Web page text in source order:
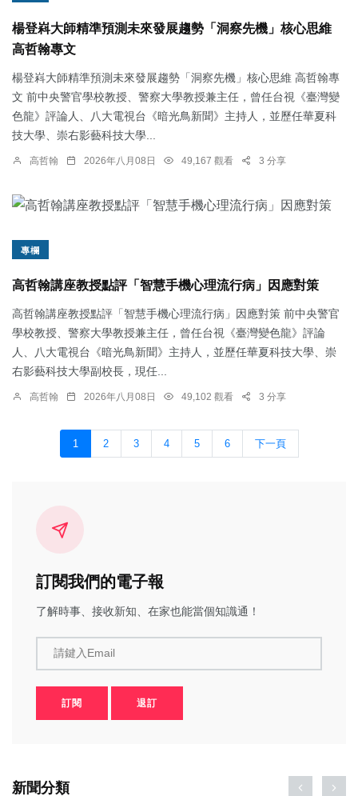
楊登嵙大師精準預測未來發展趨勢「洞察先機」核心思維
高哲翰專文
楊登嵙大師精準預測未來發展趨勢「洞察先機」核心思維 高哲翰專
文 前中央警官學校教授、警察大學教授兼主任，曾任台視《臺灣變
色龍》評論人、八大電視台《暗光鳥新聞》主持人，並歷任華夏科
技大學、崇右影藝科技大學...
高哲翰 2026年八月08日 49,167 觀看 3 分享
專欄
高哲翰講座教授點評「智慧手機心理流行病」因應對策
高哲翰講座教授點評「智慧手機心理流行病」因應對策 前中央警官
學校教授、警察大學教授兼主任，曾任台視《臺灣變色龍》評論
人、八大電視台《暗光鳥新聞》主持人，並歷任華夏科技大學、崇
右影藝科技大學副校長，現任...
高哲翰 2026年八月08日 49,102 觀看 3 分享
1 2 3 4 5 6 下一頁
訂閱我們的電子報
了解時事、接收新知、在家也能當個知識通！
請鍵入Email
訂閱 退訂
新聞分類